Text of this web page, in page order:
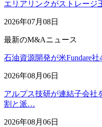
エリアリンクがストレージ
2026年07月08日
最新のM&Aニュース
石油資源開発が米Fundare
2026年08月06日
アルプス技研が連結子会社
割と派…
2026年08月06日